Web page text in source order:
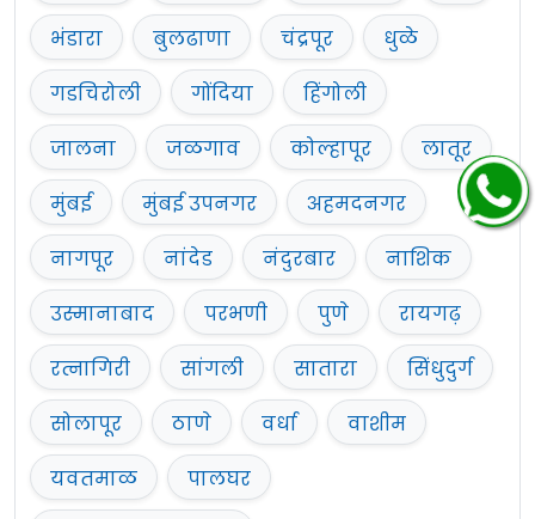
भंडारा
बुलढाणा चंद्रपूर
धुळे
गडचिरोली
गोंदिया
हिंगोली
जालना
जळगाव कोल्हापूर
लातूर
मुंबई
मुंबई उपनगर
अहमदनगर
नागपूर
नांदेड नंदुरबार
नाशिक
उस्मानाबाद
परभणी पुणे
रायगढ़
रत्नागिरी
सांगली सातारा
सिंधुदुर्ग
सोलापूर
ठाणे वर्धा
वाशीम
यवतमाळ
पालघर